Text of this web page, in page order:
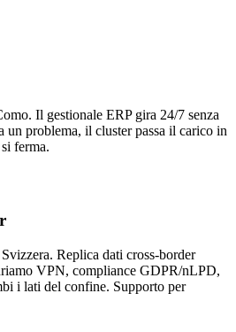
Il gestionale ERP gira 24/7 senza
un problema, il cluster passa il carico in
ferma.
Replica dati cross-border
VPN, compliance GDPR/nLPD,
i lati del confine. Supporto per